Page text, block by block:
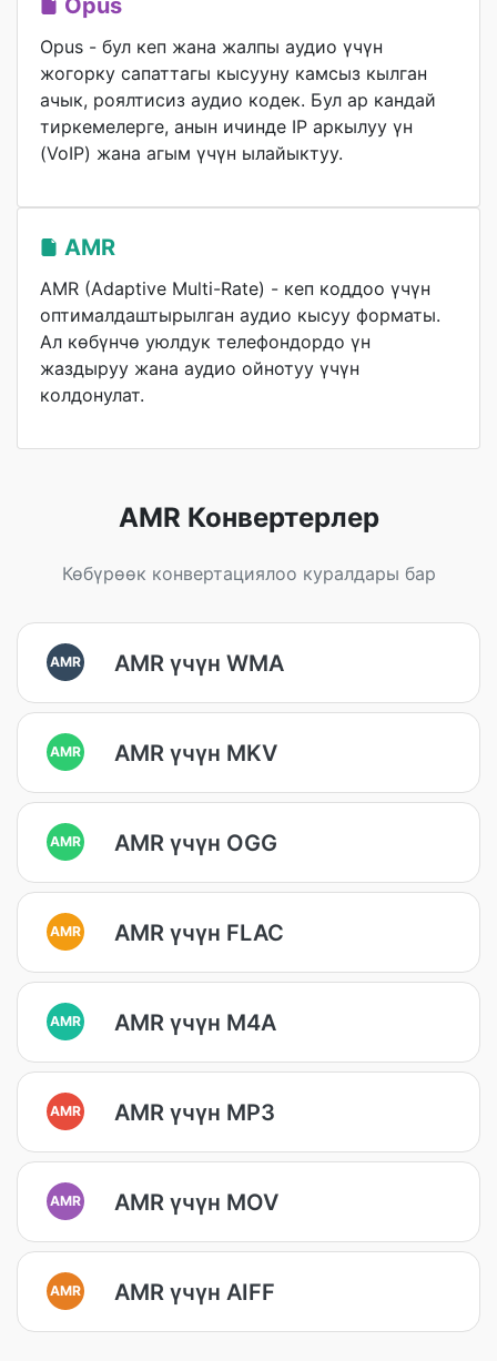
Opus
Opus - бул кеп жана жалпы аудио үчүн
жогорку сапаттагы кысууну камсыз кылган
ачык, роялтисиз аудио кодек. Бул ар кандай
тиркемелерге, анын ичинде IP аркылуу үн
(VoIP) жана агым үчүн ылайыктуу.
AMR
AMR (Adaptive Multi-Rate) - кеп коддоо үчүн
оптималдаштырылган аудио кысуу форматы.
Ал көбүнчө уюлдук телефондордо үн
жаздыруу жана аудио ойнотуу үчүн
колдонулат.
AMR Конвертерлер
Көбүрөөк конвертациялоо куралдары бар
AMR AMR үчүн WMA
AMR AMR үчүн MKV
AMR AMR үчүн OGG
AMR AMR үчүн FLAC
AMR AMR үчүн M4A
AMR AMR үчүн MP3
AMR AMR үчүн MOV
AMR AMR үчүн AIFF